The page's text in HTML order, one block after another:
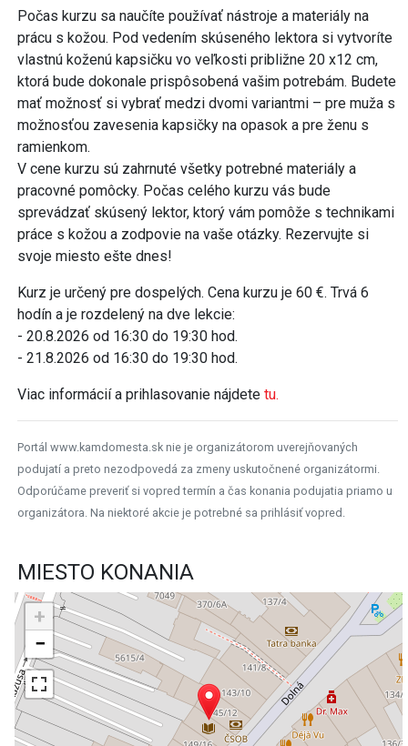
Počas kurzu sa naučíte používať nástroje a materiály na
prácu s kožou. Pod vedením skúseného lektora si vytvoríte
vlastnú koženú kapsičku vo veľkosti približne 20 x12 cm,
ktorá bude dokonale prispôsobená vašim potrebám. Budete
mať možnosť si vybrať medzi dvomi variantmi – pre muža s
možnosťou zavesenia kapsičky na opasok a pre ženu s
ramienkom.
V cene kurzu sú zahrnuté všetky potrebné materiály a
pracovné pomôcky. Počas celého kurzu vás bude
sprevádzať skúsený lektor, ktorý vám pomôže s technikami
práce s kožou a zodpovie na vaše otázky. Rezervujte si
svoje miesto ešte dnes!
Kurz je určený pre dospelých. Cena kurzu je 60 €. Trvá 6
hodín a je rozdelený na dve lekcie:
- 20.8.2026 od 16:30 do 19:30 hod.
- 21.8.2026 od 16:30 do 19:30 hod.
Viac informácií a prihlasovanie nájdete tu.
Portál www.kamdomesta.sk nie je organizátorom uverejňovaných
podujatí a preto nezodpovedá za zmeny uskutočnené organizátormi.
Odporúčame preveriť si vopred termín a čas konania podujatia priamo u
organizátora. Na niektoré akcie je potrebné sa prihlásiť vopred.
MIESTO KONANIA
+
−